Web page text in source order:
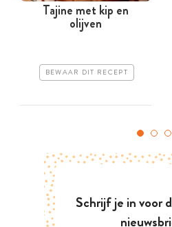
Tajine met kip en
olijven
BEWAAR DIT RECEPT
Schrijf je in voor